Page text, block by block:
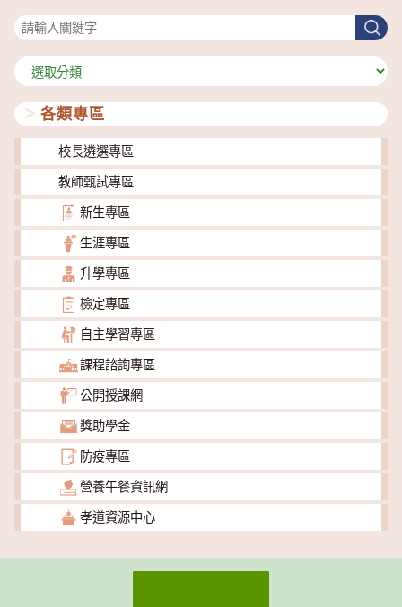
搜
尋
分
類
各類專區
校長遴選專區
教師甄試專區
新生專區
生涯專區
升學專區
檢定專區
自主學習專區
課程諮詢專區
公開授課網
獎助學金
防疫專區
營養午餐資訊網
孝道資源中心